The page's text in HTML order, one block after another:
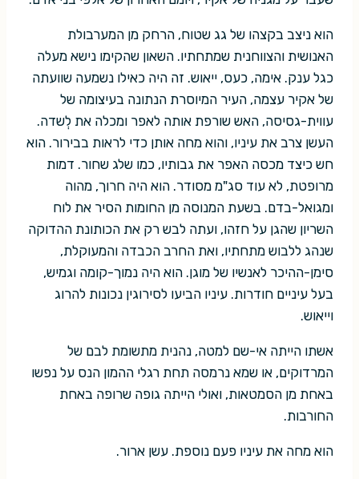
הוא ניצב בקצהו של גג שטוח, הרחק מן המערבולת
האנושית והצווחנית שמתחתיו. השאון שהקימו נישא מעלה
כגל ענק. אימה, כעס, ייאוש. זה היה כאילו נשמעה שוועתה
של אקיר עצמה, העיר המיוסרת הנתונה בעיצומה של
עווית-גסיסה, האש שורפת אותה לאפר ומכלה את לְשדה.
העשן צרב את עיניו, והוא מחה אותן כדי לראות בבירור. הוא
חש כיצד מכסה האפר את גבותיו, כמו שלג שחור. דמות
מרופטת, לא עוד סג"מ מסודר. הוא היה חרוך, מהוה
ומגואל-בדם. בשעת המנוסה מן החומות הסיר את לוח
השריון שהגן על חזהו, ועתה לבש רק את הכותונת ההדוקה
שנהג ללבוש מתחתיו, ואת החרב הכבדה והמעוקלת,
סימן-ההיכר לאנשיו של מוגן. הוא היה נמוך-קומה וגמיש,
בעל עיניים חודרות. עיניו הביעו לסירוגין נכונות להרוג
וייאוש.
אשתו הייתה אי-שם למטה, נהנית מתשומת לבם של
המרדוקים, או שמא נרמסה תחת רגלי ההמון הנס על נפשו
באחת מן הסמטאות, ואולי הייתה גופה שרופה באחת
החורבות.
הוא מחה את עיניו פעם נוספת. עשן ארור.